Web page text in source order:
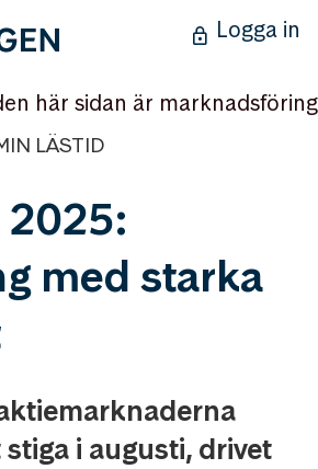
Logga in
här sidan är marknadsföring
LÄSTID
med starka
i augusti, drivet